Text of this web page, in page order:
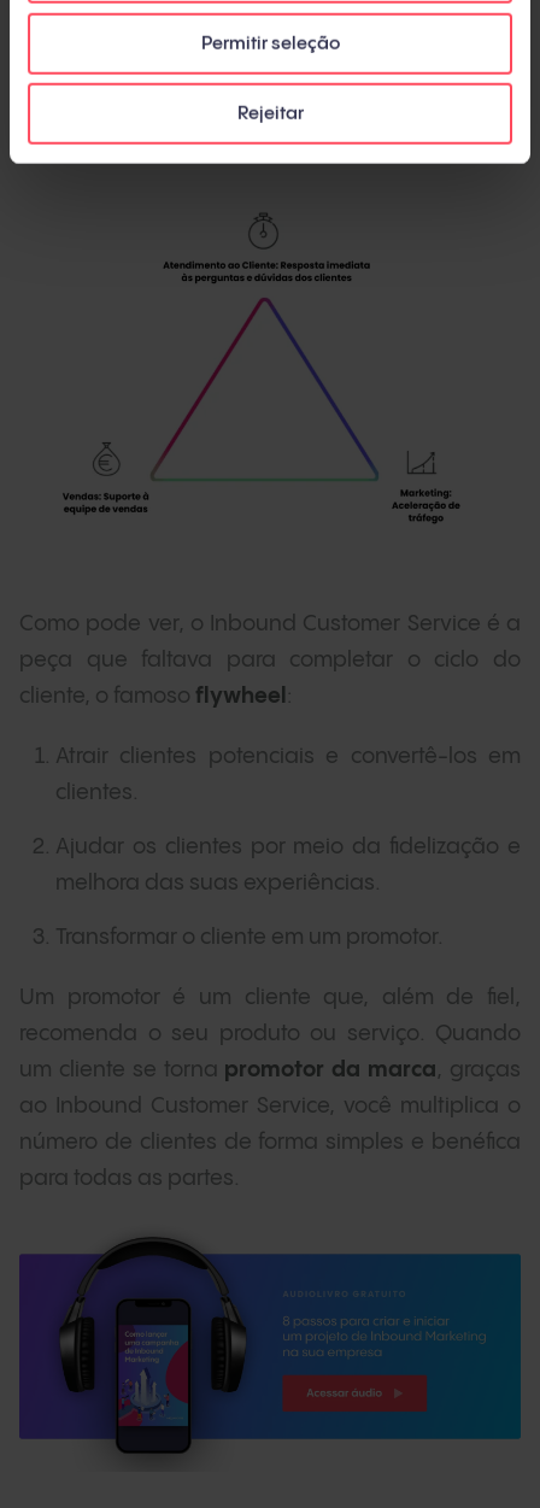
Permitir seleção
Rejeitar
disso, a análise das interações do cliente
oferecerá ideias de palavras-chave para
criar um conteúdo útil e atrativo.
Como pode ver, o Inbound Customer Service é a
peça que faltava para completar o ciclo do
cliente, o famoso flywheel :
Atrair clientes potenciais e convertê-los em
clientes.
Ajudar os clientes por meio da fidelização e
melhora das suas experiências.
Transformar o cliente em um promotor.
Um promotor é um cliente que, além de fiel,
recomenda o seu produto ou serviço. Quando
um cliente se torna promotor da marca, graças
ao Inbound Customer Service, você multiplica o
número de clientes de forma simples e benéfica
para todas as partes.